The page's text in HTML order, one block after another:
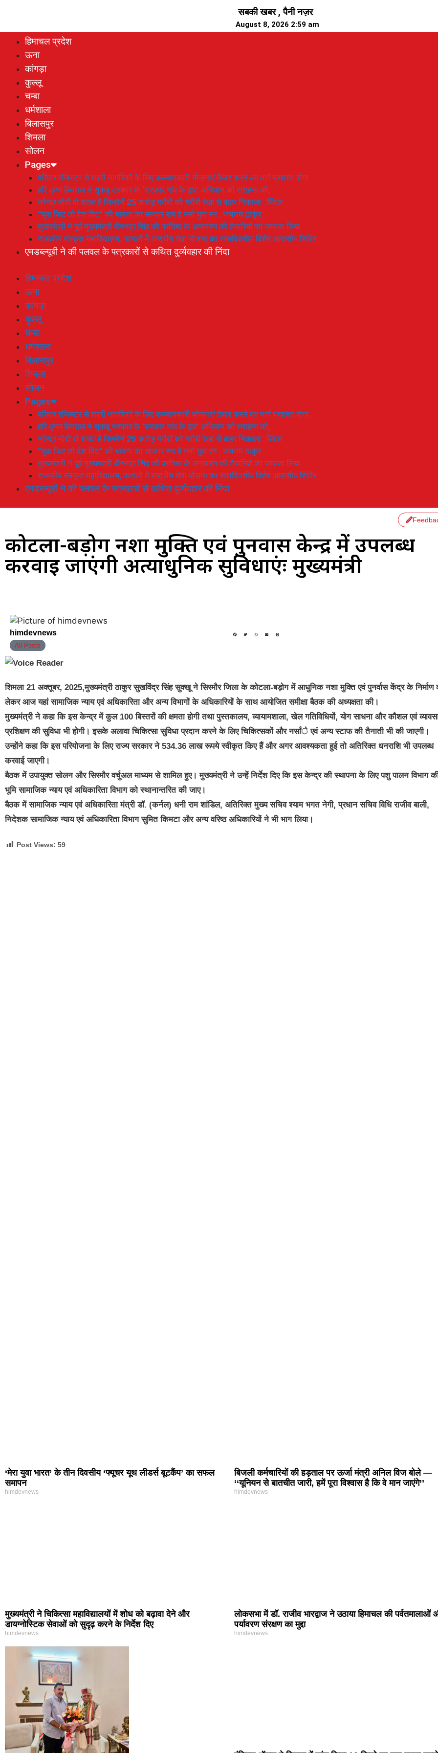
सबकी खबर , पैनी नज़र
August 8, 2026 2:59 am
हिमाचल प्रदेश
ऊना
कांगड़ा
कुल्लू
चम्बा
धर्मशाला
बिलासपुर
शिमला
सोलन
Pages
परिवार रजिस्टर से शहरी नागरिकों के लिए कल्याणकारी योजनाएं तैयार करने का मार्ग प्रशस्त होगा
हरि कृष्ण हिमराल ने सुक्खू सरकार के ‘सरकार गांव के द्वार’ अभियान की सराहना की,
नरेन्द्र मोदी वो शख्स है जिन्होनें 25 करोड़ गरीबों को गरीबी रेखा से बाहर निकाला : बिंदल
“युवा फिट तो देश हिट” की भावना का साकार रूप है नमो युवा रन : जयराम ठाकुर
मुख्यमंत्री ने पूर्व मुख्यमंत्री वीरभद्र सिंह की प्रतिमा के अनावरण की तैयारियों का जायजा लिया
राजकीय संस्कृत महाविद्यालय, फागली में राष्ट्रीय सेवा योजना का सप्तदिवसीय विशेष आवासीय शिविर
एमडब्ल्यूबी ने की पलवल के पत्रकारों से कथित दुर्व्यवहार की निंदा
हिमाचल प्रदेश
ऊना
कांगड़ा
कुल्लू
चम्बा
धर्मशाला
बिलासपुर
शिमला
सोलन
Pages
परिवार रजिस्टर से शहरी नागरिकों के लिए कल्याणकारी योजनाएं तैयार करने का मार्ग प्रशस्त होगा
हरि कृष्ण हिमराल ने सुक्खू सरकार के ‘सरकार गांव के द्वार’ अभियान की सराहना की,
नरेन्द्र मोदी वो शख्स है जिन्होनें 25 करोड़ गरीबों को गरीबी रेखा से बाहर निकाला : बिंदल
“युवा फिट तो देश हिट” की भावना का साकार रूप है नमो युवा रन : जयराम ठाकुर
मुख्यमंत्री ने पूर्व मुख्यमंत्री वीरभद्र सिंह की प्रतिमा के अनावरण की तैयारियों का जायजा लिया
राजकीय संस्कृत महाविद्यालय, फागली में राष्ट्रीय सेवा योजना का सप्तदिवसीय विशेष आवासीय शिविर
एमडब्ल्यूबी ने की पलवल के पत्रकारों से कथित दुर्व्यवहार की निंदा
कोटला-बड़ोग नशा मुक्ति एवं पुनर्वास केन्द्र में उपलब्ध
करवाई जाएंगी अत्याधुनिक सुविधाएंः मुख्यमंत्री
himdevnews
All Posts
शिमला 21 अक्तूबर, 2025,मुख्यमंत्री ठाकुर सुखविंद्र सिंह सुक्खू ने सिरमौर जिला के कोटला-बड़ोग में आधुनिक नशा मुक्ति एवं पुनर्वास केंद्र के निर्माण
लेकर आज यहां सामाजिक न्याय एवं अधिकारिता और अन्य विभागों के अधिकारियों के साथ आयोजित समीक्षा बैठक की अध्यक्षता की।
मुख्यमंत्री ने कहा कि इस केन्द्र में कुल 100 बिस्तरों की क्षमता होगी तथा पुस्तकालय, व्यायामशाला, खेल गतिविधियों, योग साधना और कौशल एवं
प्रशिक्षण की सुविधा भी होगी। इसके अलावा चिकित्सा सुविधा प्रदान करने के लिए चिकित्सकों और नर्सांे एवं अन्य स्टाफ की तैनाती भी की जाएगी।
उन्होंने कहा कि इस परियोजना के लिए राज्य सरकार ने 534.36 लाख रूपये स्वीकृत किए हैं और अगर आवश्यकता हुई तो अतिरिक्त धनराशि भी उपलब्ध
करवाई जाएगी।
बैठक में उपायुक्त सोलन और सिरमौर वर्चुअल माध्यम से शामिल हुए। मुख्यमंत्री ने उन्हें निर्देश दिए कि इस केन्द्र की स्थापना के लिए पशु पालन विभाग
भूमि सामाजिक न्याय एवं अधिकारिता विभाग को स्थानान्तरित की जाए।
बैठक में सामाजिक न्याय एवं अधिकारिता मंत्री डॉ. (कर्नल) धनी राम शांडिल, अतिरिक्त मुख्य सचिव श्याम भगत नेगी, प्रधान सचिव विधि राजीव बाली,
निदेशक सामाजिक न्याय एवं अधिकारिता विभाग सुमित किमटा और अन्य वरिष्ठ अधिकारियों ने भी भाग लिया।
Post Views: 59
‘मेरा युवा भारत’ के तीन दिवसीय ‘फ्यूचर यूथ लीडर्स बूटकैंप’ का सफल
समापन
himdevnews
बिजली कर्मचारियों की हड़ताल पर ऊर्जा मंत्री अनिल विज बोले —
‘‘यूनियन से बातचीत जारी, हमें पूरा विश्वास है कि वे मान जाएंगे’’
himdevnews
मुख्यमंत्री ने चिकित्सा महाविद्यालयों में शोध को बढ़ावा देने और
डायग्नोस्टिक सेवाओं को सुदृढ़ करने के निर्देश दिए
himdevnews
लोकसभा में डॉ. राजीव भारद्वाज ने उठाया हिमाचल की पर्वतमालाओं
पर्यावरण संरक्षण का मुद्दा
himdevnews